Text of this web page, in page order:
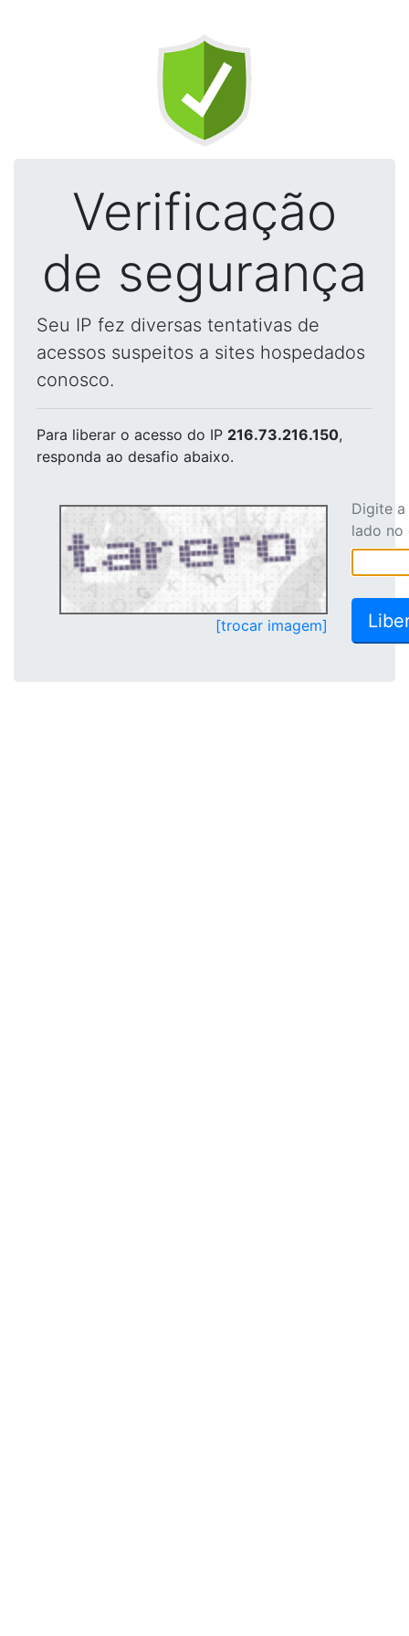
Verificação
de segurança
Seu IP fez diversas tentativas de
acessos suspeitos a sites hospedados
conosco.
Para liberar o acesso do IP 216.73.216.150,
responda ao desafio abaixo.
[trocar imagem]
Digite
lado no